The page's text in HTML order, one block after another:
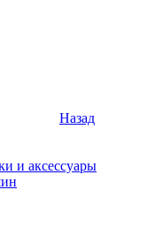
Назад
и аксессуары